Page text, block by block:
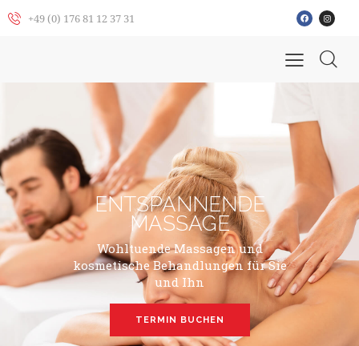
+49 (0) 176 81 12 37 31
ENTSPANNENDE
MASSAGE
Wohltuende Massagen und
kosmetische Behandlungen für Sie
und Ihn
TERMIN BUCHEN